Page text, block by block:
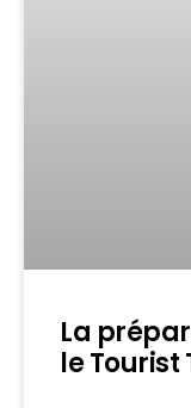
La
le Tourist